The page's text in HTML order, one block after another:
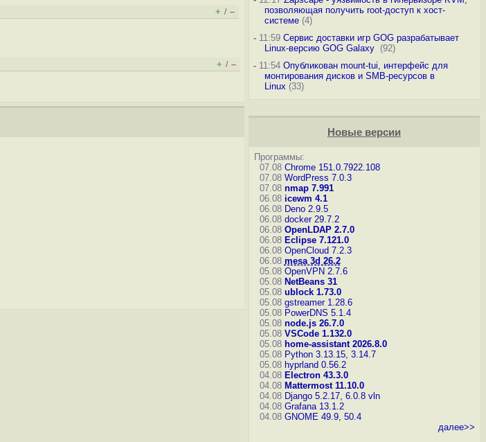
+ / –
+ / –
позволяющая получить root-доступ к хост-
системе(4)
-11:59 Сервис доставки игр GOG разрабатывает
Linux-версию GOG Galaxy (92)
-11:54 Опубликован mount-tui, интерфейс для
монтирования дисков и SMB-ресурсов в
Linux (33)
Новые версии
Программы:
07.08 Chrome 151.0.7922.108
07.08 WordPress 7.0.3
07.08 nmap 7.991
06.08 icewm 4.1
06.08 Deno 2.9.5
06.08 docker 29.7.2
06.08 OpenLDAP 2.7.0
06.08 Eclipse 7.121.0
06.08 OpenCloud 7.2.3
06.08 mesa 3d 26.2
05.08 OpenVPN 2.7.6
05.08 NetBeans 31
05.08 ublock 1.73.0
05.08 gstreamer 1.28.6
05.08 PowerDNS 5.1.4
05.08 node.js 26.7.0
05.08 VSCode 1.132.0
05.08 home-assistant 2026.8.0
05.08 Python 3.13.15, 3.14.7
05.08 hyprland 0.56.2
04.08 Electron 43.3.0
04.08 Mattermost 11.10.0
04.08 Django 5.2.17, 6.0.8 vln
04.08 Grafana 13.1.2
04.08 GNOME 49.9, 50.4
далее>>